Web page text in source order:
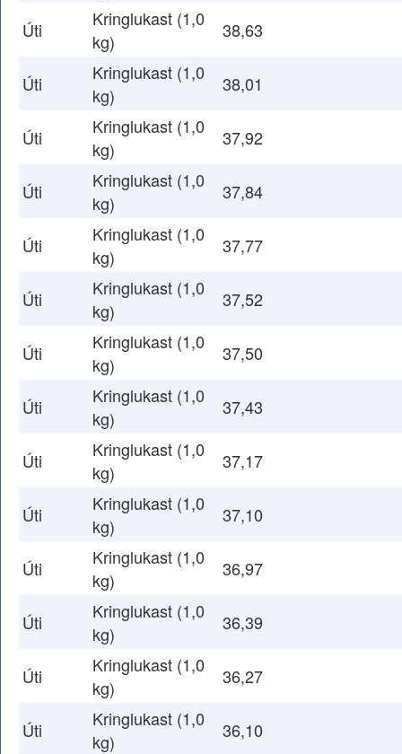
Úti
Kringlukast (1,0
kg)
38,63
Úti
Kringlukast (1,0
kg)
38,01
Úti
Kringlukast (1,0
kg)
37,92
Úti
Kringlukast (1,0
kg)
37,84
Úti
Kringlukast (1,0
kg)
37,77
Úti
Kringlukast (1,0
kg)
37,52
Úti
Kringlukast (1,0
kg)
37,50
Úti
Kringlukast (1,0
kg)
37,43
Úti
Kringlukast (1,0
kg)
37,17
Úti
Kringlukast (1,0
kg)
37,10
Úti
Kringlukast (1,0
kg)
36,97
Úti
Kringlukast (1,0
kg)
36,39
Úti
Kringlukast (1,0
kg)
36,27
Úti
Kringlukast (1,0
kg)
36,10